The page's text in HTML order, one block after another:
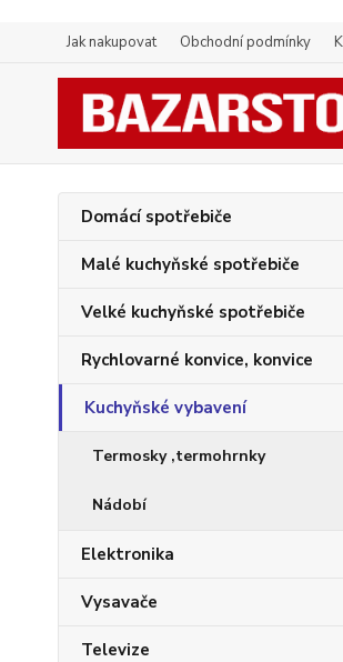
Jak nakupovat Obchodní podmínky
Domácí spotřebiče
Malé kuchyňské spotřebiče
Velké kuchyňské spotřebiče
Rychlovarné konvice, konvice
Kuchyňské vybavení
Termosky ,termohrnky
Nádobí
Elektronika
Vysavače
Televize